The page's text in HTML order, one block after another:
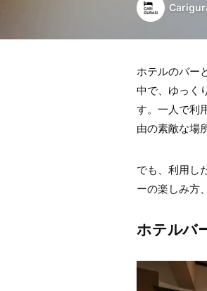
稿
ホテルのバー
中で、ゆっく
す。一人で利
由の素敵な場
でも、利用し
ーの楽しみ方
ホテルバ